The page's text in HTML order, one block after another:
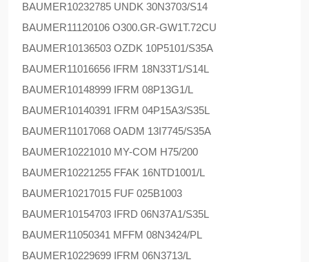
BAUMER10232785 UNDK 30N3703/S14
BAUMER11120106 O300.GR-GW1T.72CU
BAUMER10136503 OZDK 10P5101/S35A
BAUMER11016656 IFRM 18N33T1/S14L
BAUMER10148999 IFRM 08P13G1/L
BAUMER10140391 IFRM 04P15A3/S35L
BAUMER11017068 OADM 13I7745/S35A
BAUMER10221010 MY-COM H75/200
BAUMER10221255 FFAK 16NTD1001/L
BAUMER10217015 FUF 025B1003
BAUMER10154703 IFRD 06N37A1/S35L
BAUMER11050341 MFFM 08N3424/PL
BAUMER10229699 IFRM 06N3713/L